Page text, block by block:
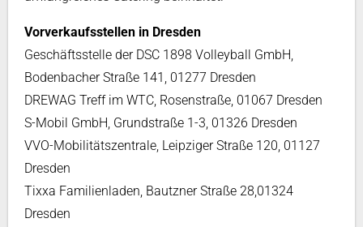
Vorverkaufsstellen in Dresden
Geschäftsstelle der DSC 1898 Volleyball GmbH,
Bodenbacher Straße 141, 01277 Dresden
DREWAG Treff im WTC, Rosenstraße, 01067 Dresden
S-Mobil GmbH, Grundstraße 1-3, 01326 Dresden
VVO-Mobilitätszentrale, Leipziger Straße 120, 01127
Dresden
Tixxa Familienladen, Bautzner Straße 28,01324
Dresden